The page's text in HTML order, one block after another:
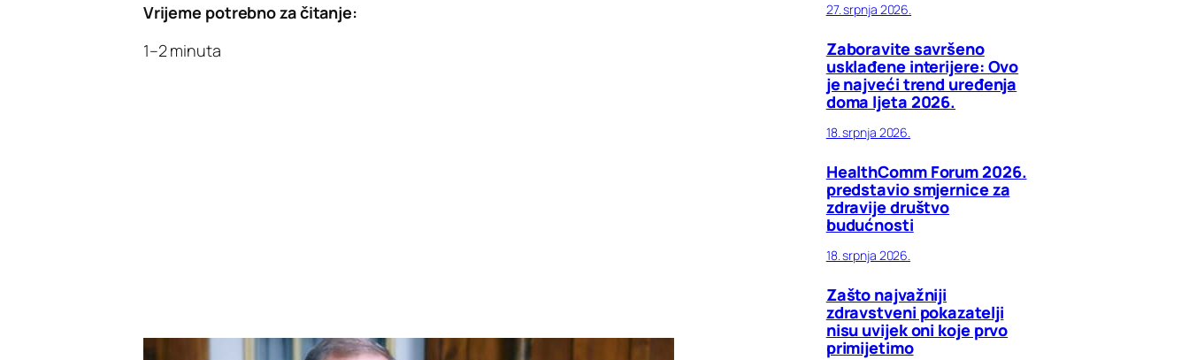
Vrijeme potrebno za čitanje:
1–2 minuta
27. srpnja 2026.
Zaboravite savršeno
usklađene interijere: Ovo
je najveći trend uređenja
doma ljeta 2026.
18. srpnja 2026.
HealthComm Forum 2026.
predstavio smjernice za
zdravije društvo
budućnosti
18. srpnja 2026.
Zašto najvažniji
zdravstveni pokazatelji
nisu uvijek oni koje prvo
primijetimo